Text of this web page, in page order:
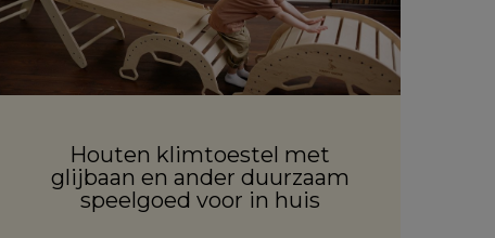
Houten klimtoestel met
glijbaan en ander duurzaam
speelgoed voor in huis